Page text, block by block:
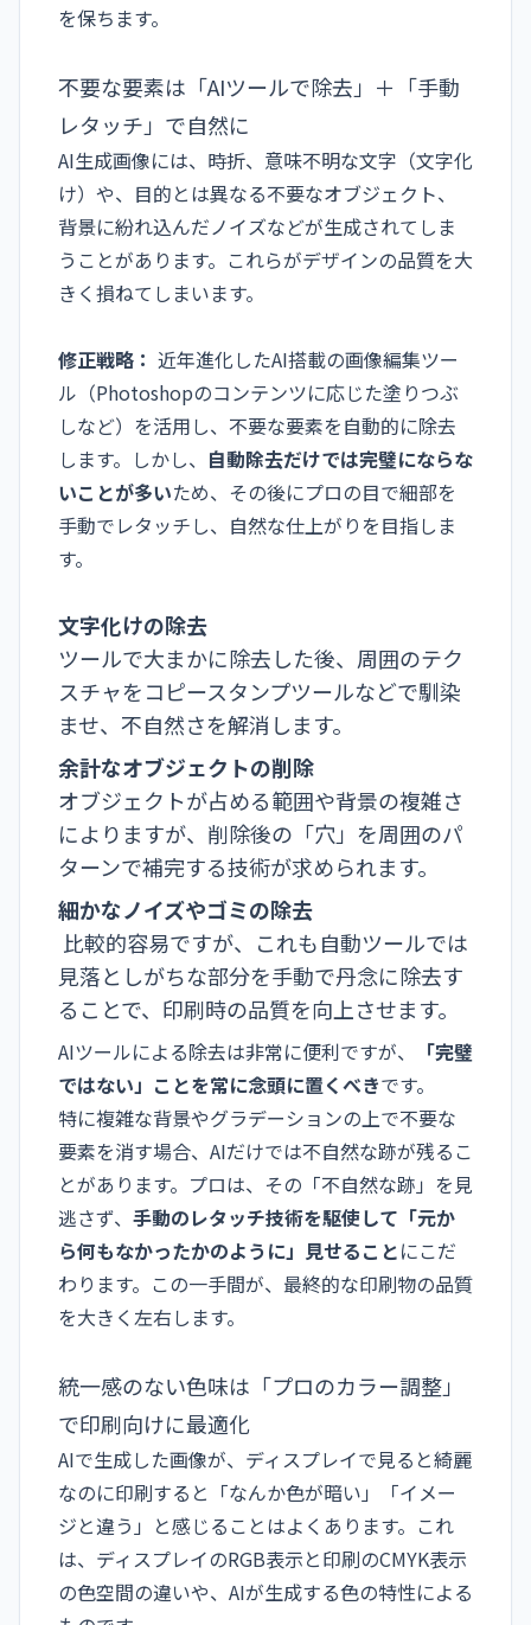
を保ちます。
不要な要素は「AIツールで除去」＋「手動
レタッチ」で自然に
AI生成画像には、時折、意味不明な文字（文字化
け）や、目的とは異なる不要なオブジェクト、
背景に紛れ込んだノイズなどが生成されてしま
うことがあります。これらがデザインの品質を大
きく損ねてしまいます。
修正戦略： 近年進化したAI搭載の画像編集ツー
ル（Photoshopのコンテンツに応じた塗りつぶ
しなど）を活用し、不要な要素を自動的に除去
します。しかし、 自動除去だけでは完璧にならな
いことが多いため、その後にプロの目で細部を
手動でレタッチし、自然な仕上がりを目指しま
す。
文字化けの除去
ツールで大まかに除去した後、周囲のテク
スチャをコピースタンプツールなどで馴染
ませ、不自然さを解消します。
余計なオブジェクトの削除
オブジェクトが占める範囲や背景の複雑さ
によりますが、削除後の「穴」を周囲のパ
ターンで補完する技術が求められます。
細かなノイズやゴミの除去
比較的容易ですが、これも自動ツールでは
見落としがちな部分を手動で丹念に除去す
ることで、印刷時の品質を向上させます。
AIツールによる除去は非常に便利ですが、
「完璧
ではない」ことを常に念頭に置くべきです。
特に複雑な背景やグラデーションの上で不要な
要素を消す場合、AIだけでは不自然な跡が残るこ
とがあります。プロは、その「不自然な跡」を見
逃さず、 手動のレタッチ技術を駆使して「元か
ら何もなかったかのように」見せることにこだ
わります。この一手間が、最終的な印刷物の品質
を大きく左右します。
統一感のない色味は「プロのカラー調整」
で印刷向けに最適化
AIで生成した画像が、ディスプレイで見ると綺麗
なのに印刷すると「なんか色が暗い」「イメー
ジと違う」と感じることはよくあります。これ
は、ディスプレイのRGB表示と印刷のCMYK表示
の色空間の違いや、AIが生成する色の特性による